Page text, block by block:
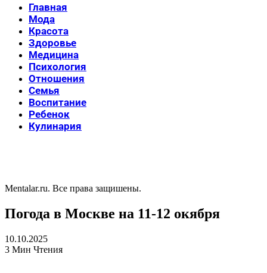
Главная
Мода
Красота
Здоровье
Медицина
Психология
Отношения
Семья
Воспитание
Ребенок
Кулинария
Mentalar.ru. Все права защишены.
Погода в Москве на 11-12 окября
10.10.2025
3 Мин Чтения